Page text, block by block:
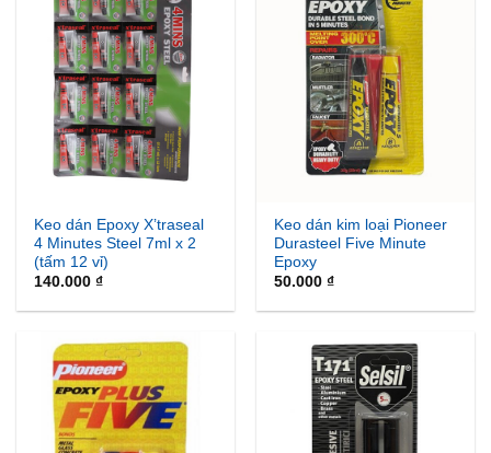
Keo dán Epoxy X’traseal
4 Minutes Steel 7ml x 2
(tấm 12 vỉ)
140.000₫
Keo dán kim loại Pioneer
Durasteel Five Minute
Epoxy
50.000₫